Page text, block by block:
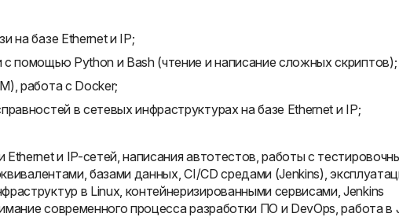
на базе Ethernet и IP;
помощью Python и Bash (чтение и написание сложных скриптов);
работа с Docker;
в сетевых инфраструктурах на базе Ethernet и IP;
и IP-сетей, написания автотестов, работы с
базами данных, CI/CD средами (Jenkins),
в Linux, контейнеризированными сервисами, Jenkins
современного процесса разработки ПО и DevOps, работа в